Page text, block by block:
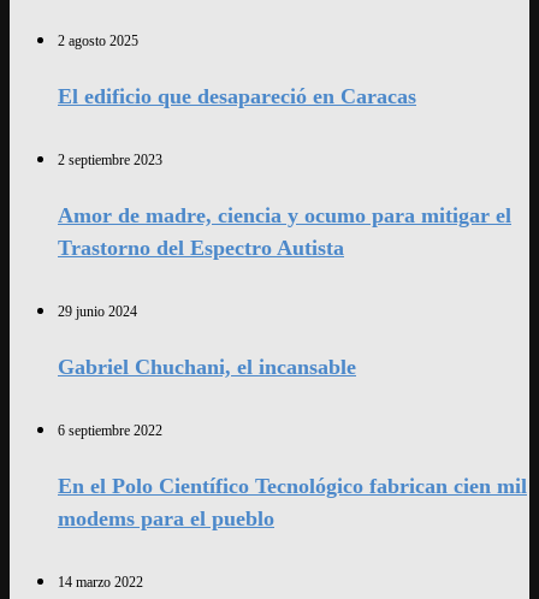
2 agosto 2025
El edificio que desapareció en Caracas
2 septiembre 2023
Amor de madre, ciencia y ocumo para mitigar el
Trastorno del Espectro Autista
29 junio 2024
Gabriel Chuchani, el incansable
6 septiembre 2022
En el Polo Científico Tecnológico fabrican cien mil
modems para el pueblo
14 marzo 2022